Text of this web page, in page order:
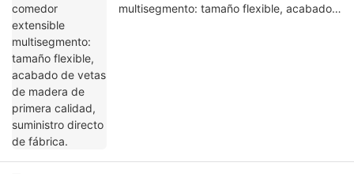
multisegmento: tamaño flexible, acabado